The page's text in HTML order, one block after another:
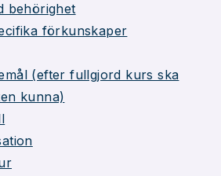
behörighet
förkunskaper
(efter fullgjord kurs ska
kunna)